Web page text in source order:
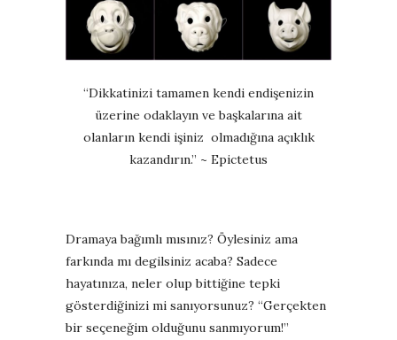
“Dikkatinizi tamamen kendi endişenizin
üzerine odaklayın ve başkalarına ait
olanların kendi işiniz olmadığına açıklık
kazandırın.” ~ Epictetus
Dramaya bağımlı mısınız? Öylesiniz ama
farkında mı degilsiniz acaba? Sadece
hayatınıza, neler olup bittiğine tepki
gösterdiğinizi mi sanıyorsunuz? “Gerçekten
bir seçeneğim olduğunu sanmıyorum!”